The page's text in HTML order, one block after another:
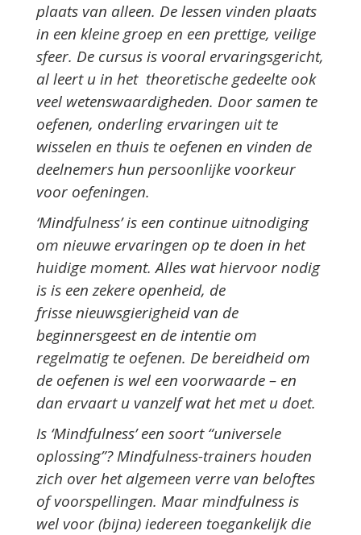
plaats van alleen. De lessen vinden plaats
in een kleine groep en een prettige, veilige
sfeer. De cursus is vooral ervaringsgericht,
al leert u in het theoretische gedeelte ook
veel wetenswaardigheden. Door samen te
oefenen, onderling ervaringen uit te
wisselen en thuis te oefenen en vinden de
deelnemers hun persoonlijke voorkeur
voor oefeningen.
‘Mindfulness’ is een continue uitnodiging
om nieuwe ervaringen op te doen in het
huidige moment. Alles wat hiervoor nodig
is is een zekere openheid, de
frisse nieuwsgierigheid van de
beginnersgeest en de intentie om
regelmatig te oefenen. De bereidheid om
de oefenen is wel een voorwaarde – en
dan ervaart u vanzelf wat het met u doet.
Is ‘Mindfulness’ een soort “universele
oplossing”? Mindfulness-trainers houden
zich over het algemeen verre van beloftes
of voorspellingen. Maar mindfulness is
wel voor (bijna) iedereen toegankelijk die